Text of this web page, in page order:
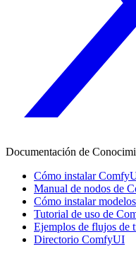
Documentación de
Cómo instalar
Manual de nodos de
Cómo instalar
Tutorial de uso de
Ejemplos de flujos de
Directorio ComfyUI